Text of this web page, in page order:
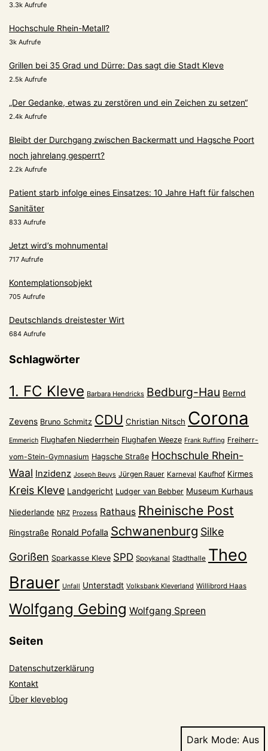
3.3k Aufrufe
Hochschule Rhein-Metall?
3k Aufrufe
Grillen bei 35 Grad und Dürre: Das sagt die Stadt Kleve
2.5k Aufrufe
„Der Gedanke, etwas zu zerstören und ein Zeichen zu setzen“
2.4k Aufrufe
Bleibt der Durchgang zwischen Backermatt und Hagsche Poort
noch jahrelang gesperrt?
2.2k Aufrufe
Patient starb infolge eines Einsatzes: 10 Jahre Haft für falschen
Sanitäter
833 Aufrufe
Jetzt wird’s mohnumental
717 Aufrufe
Kontemplationsobjekt
705 Aufrufe
Deutschlands dreistester Wirt
684 Aufrufe
Schlagwörter
1. FC Kleve Barbara Hendricks Bedburg-Hau Bernd
Zevens Bruno Schmitz CDU Christian Nitsch Corona
Emmerich Flughafen Niederrhein Flughafen Weeze Frank Ruffing Freiherr-
vom-Stein-Gymnasium Hagsche Straße Hochschule Rhein-
Waal Inzidenz Joseph Beuys Jürgen Rauer Karneval Kaufhof Kirmes
Kreis Kleve Landgericht Ludger van Bebber Museum Kurhaus
Niederlande NRZ Prozess Rathaus Rheinische Post
Ringstraße Ronald Pofalla Schwanenburg Silke
Gorißen Sparkasse Kleve SPD Spoykanal Stadthalle Theo
Brauer Unfall Unterstadt Volksbank Kleverland Willibrord Haas
Wolfgang Gebing Wolfgang Spreen
Seiten
Datenschutzerklärung
Kontakt
Über kleveblog
Dark Mode: